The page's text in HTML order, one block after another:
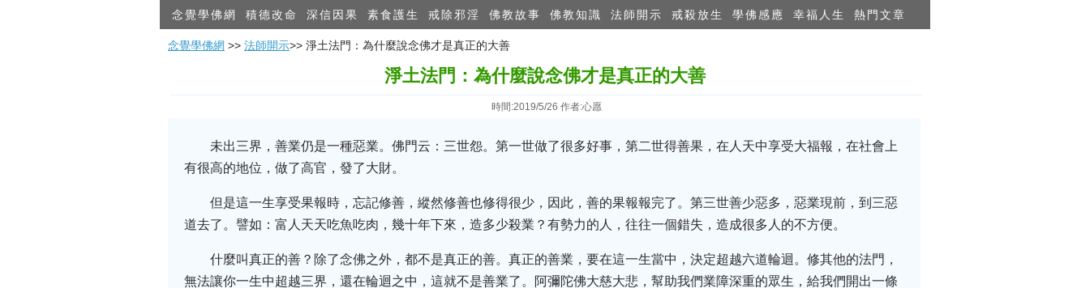
念覺學佛網 積德改命 深信因果 素食護生 戒除邪淫 佛教故事 佛教知識 法師開示 戒殺放生 學佛感應 幸福人生 熱門文章
念覺學佛網 >> 法師開示>> 淨土法門：為什麼說念佛才是真正的大善
淨土法門：為什麼說念佛才是真正的大善
時間:2019/5/26 作者:心愿
未出三界，善業仍是一種惡業。佛門云：三世怨。第一世做了很多好事，第二世得善果，在人天中享受大福報，在社會上
有很高的地位，做了高官，發了大財。
但是這一生享受果報時，忘記修善，縱然修善也修得很少，因此，善的果報報完了。第三世善少惡多，惡業現前，到三惡
道去了。譬如：富人天天吃魚吃肉，幾十年下來，造多少殺業？有勢力的人，往往一個錯失，造成很多人的不方便。
什麼叫真正的善？除了念佛之外，都不是真正的善。真正的善業，要在這一生當中，決定超越六道輪迴。修其他的法門，
無法讓你一生中超越三界，還在輪迴之中，這就不是善業了。阿彌陀佛大慈大悲，幫助我們業障深重的眾生，給我們開出一條